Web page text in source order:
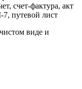
счет-фактура, акт
путевой лист
виде и